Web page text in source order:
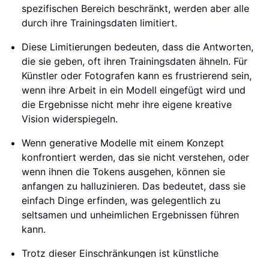
spezifischen Bereich beschränkt, werden aber alle
durch ihre Trainingsdaten limitiert.
Diese Limitierungen bedeuten, dass die Antworten,
die sie geben, oft ihren Trainingsdaten ähneln. Für
Künstler oder Fotografen kann es frustrierend sein,
wenn ihre Arbeit in ein Modell eingefügt wird und
die Ergebnisse nicht mehr ihre eigene kreative
Vision widerspiegeln.
Wenn generative Modelle mit einem Konzept
konfrontiert werden, das sie nicht verstehen, oder
wenn ihnen die Tokens ausgehen, können sie
anfangen zu halluzinieren. Das bedeutet, dass sie
einfach Dinge erfinden, was gelegentlich zu
seltsamen und unheimlichen Ergebnissen führen
kann.
Trotz dieser Einschränkungen ist künstliche